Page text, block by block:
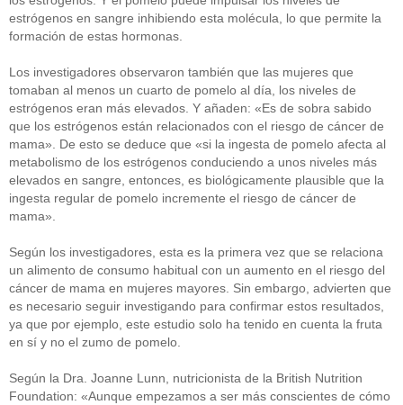
estrógenos en sangre inhibiendo esta molécula, lo que permite la
formación de estas hormonas.
Los investigadores observaron también que las mujeres que
tomaban al menos un cuarto de pomelo al día, los niveles de
estrógenos eran más elevados. Y añaden: «Es de sobra sabido
que los estrógenos están relacionados con el riesgo de cáncer de
mama». De esto se deduce que «si la ingesta de pomelo afecta al
metabolismo de los estrógenos conduciendo a unos niveles más
elevados en sangre, entonces, es biológicamente plausible que la
ingesta regular de pomelo incremente el riesgo de cáncer de
mama».
Según los investigadores, esta es la primera vez que se relaciona
un alimento de consumo habitual con un aumento en el riesgo del
cáncer de mama en mujeres mayores. Sin embargo, advierten que
es necesario seguir investigando para confirmar estos resultados,
ya que por ejemplo, este estudio solo ha tenido en cuenta la fruta
en sí y no el zumo de pomelo.
Según la Dra. Joanne Lunn, nutricionista de la British Nutrition
Foundation: «Aunque empezamos a ser más conscientes de cómo